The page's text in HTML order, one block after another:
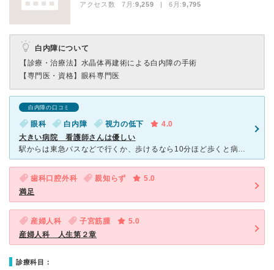
アクセス数 7月:9,259 | 6月:9,795
白内障について
【診療・治療法】 水晶体再建術による白内障の手術
【専門医・資格】 眼科専門医
白内障の口コミ
眼科 白内障 視力の低下
4.0
大きい病院 看護師さんは優しい
駅からは東急バスなどで行くか、歩けるなら10分ほど歩くと病院の坂の下に無料のマイクロバスが止まっているので坂を登らないで済みます。 大きな病院です。 母の目の手術でお世話になりました。 1日入院
歯科口腔外科 親知らず
5.0
満足
産婦人科 子宮筋腫
5.0
産婦人科 人生第２章
診療科目：